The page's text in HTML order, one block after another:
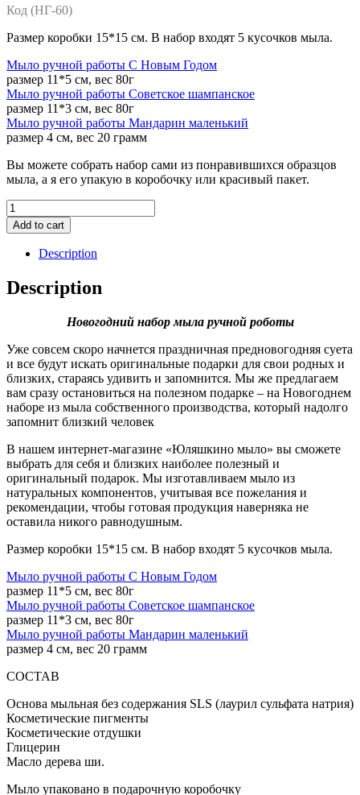
Код (НГ-60)
Размер коробки 15*15 см. В набор входят 5 кусочков мыла.
Мыло ручной работы С Новым Годом
размер 11*5 см, вес 80г
Мыло ручной работы Советское шампанское
размер 11*3 см, вес 80г
Мыло ручной работы Мандарин маленький
размер 4 см, вес 20 грамм
Вы можете собрать набор сами из понравившихся образцов
мыла, а я его упакую в коробочку или красивый пакет.
Новогодний
набор
мыла
ручной
работы
№24
quantity
Add to cart
Description
Description
Новогодний набор мыла ручной роботы
Уже совсем скоро начнется праздничная предновогодняя суета
и все будут искать оригинальные подарки для свои родных и
близких, стараясь удивить и запомнится. Мы же предлагаем
вам сразу остановиться на полезном подарке – на Новогоднем
наборе из мыла собственного производства, который надолго
запомнит близкий человек
В нашем интернет-магазине «Юляшкино мыло» вы сможете
выбрать для себя и близких наиболее полезный и
оригинальный подарок. Мы изготавливаем мыло из
натуральных компонентов, учитывая все пожелания и
рекомендации, чтобы готовая продукция наверняка не
оставила никого равнодушным.
Размер коробки 15*15 см. В набор входят 5 кусочков мыла.
Мыло ручной работы С Новым Годом
размер 11*5 см, вес 80г
Мыло ручной работы Советское шампанское
размер 11*3 см, вес 80г
Мыло ручной работы Мандарин маленький
размер 4 см, вес 20 грамм
СОСТАВ
Основа мыльная без содержания SLS (лаурил сульфата натрия)
Косметические пигменты
Косметические отдушки
Глицерин
Масло дерева ши.
Мыло упаковано в подарочную коробочку